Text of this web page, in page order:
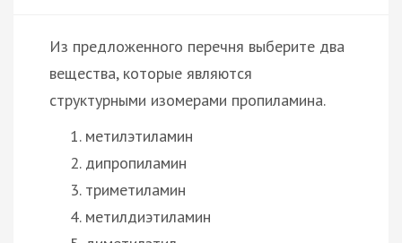
Из предложенного перечня выберите два
вещества, которые являются
структурными изомерами пропиламина.
метилэтиламин
дипропиламин
триметиламин
метилдиэтиламин